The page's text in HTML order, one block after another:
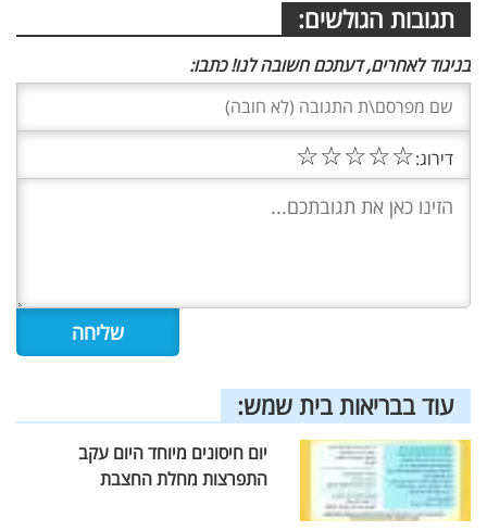
תגובות הגולשים:
בניגוד לאחרים, דעתכם חשובה לנו! כתבו:
דירוג:☆
☆
☆
☆
☆
עוד בבריאות בית שמש:
יום חיסונים מיוחד היום עקב
התפרצות מחלת החצבת